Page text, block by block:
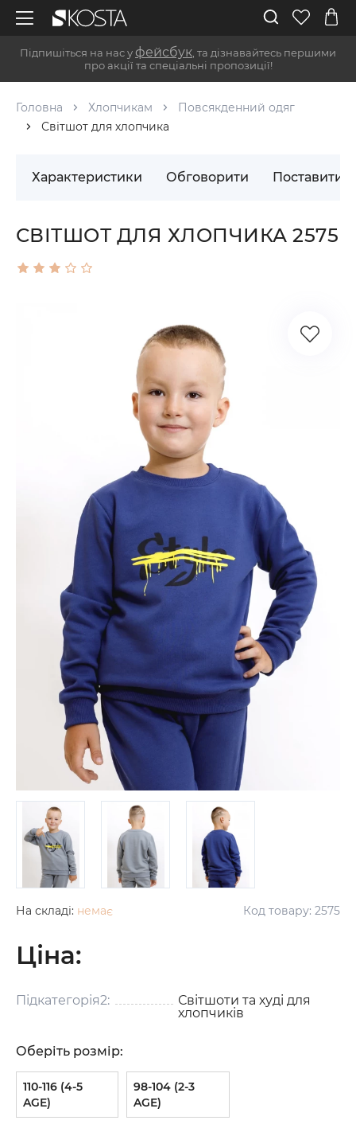
Підпишіться на нас у фейсбук , та дізнавайтесь першими
про акції та спеціальні пропозиції!
Головна Хлопчикам
Повсякденний одяг
Світшот для хлопчика
Характеристики Обговорити Поставити
СВІТШОТ ДЛЯ ХЛОПЧИКА 2575
На складі: немає Код товару: 2575
Ціна:
Підкатегорія2:
Світшоти та худі для
хлопчиків
Оберіть розмір:
110-116 (4-5
AGE)
98-104 (2-3
AGE)